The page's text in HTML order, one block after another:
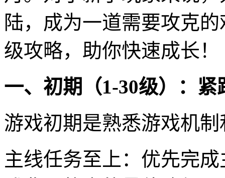
陆，成为一道需要攻克
级攻略，助你快速成长！
一、初期（1-30级）：
游戏初期是熟悉游戏机
主线任务至上：优先完